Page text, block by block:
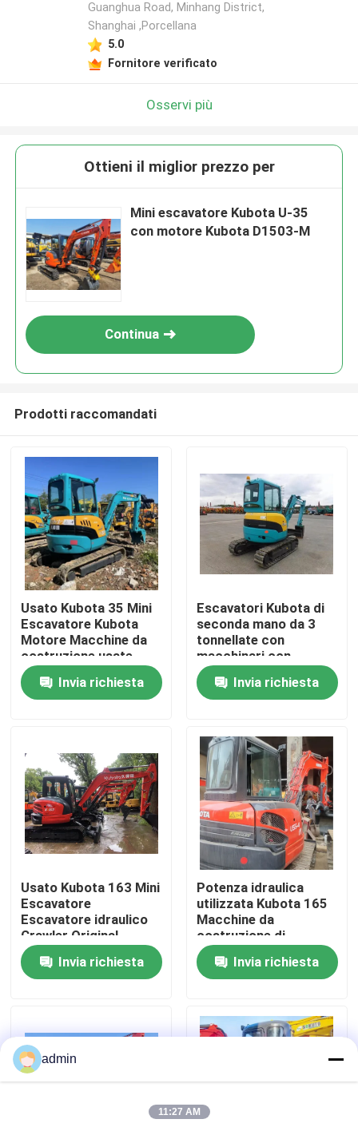
Casa.
Video
Su di noi
Controllo della qualità
Contattaci
Macchine per costruzioni stradali
Macchine da costruzione usate
Guanghua Road, Minhang District,
Shanghai ,Porcellana
5.0
Fornitore verificato
Osservi più
Ottieni il miglior prezzo per
Mini escavatore Kubota U-35
con motore Kubota D1503-M
Continua
Prodotti raccomandati
Usato Kubota 35 Mini
Escavatore Kubota
Motore Macchine da
costruzione usate
Invia richiesta
Escavatori Kubota di
seconda mano da 3
tonnellate con
macchinari con
motore Kubota
Invia richiesta
Usato Kubota 163 Mini
Escavatore
Escavatore idraulico
Crawler Original
Engine
Invia richiesta
Potenza idraulica
utilizzata Kubota 165
Macchine da
costruzione di
seconda mano
Invia richiesta
admin
11:27 AM